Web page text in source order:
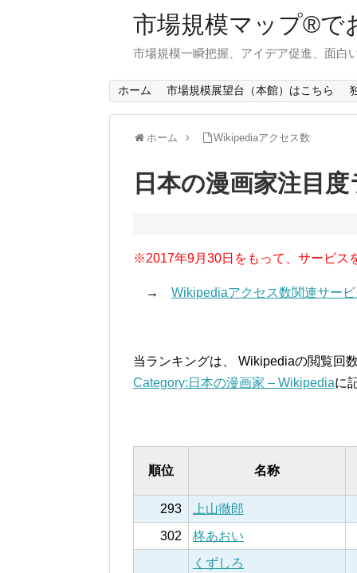
市場規模マップ®で
市場規模一瞬把握、アイデア促進、面白
ホーム 市場規模展望台（本館）はこちら
ホーム Wikipediaアクセス数
日本の漫画家注目
※2017年9月30日をもって、サービス
→ Wikipediaアクセス数関連サー
当ランキングは、 Wikipediaの閲覧回
Category:日本の漫画家 – Wikipediaに
順位 名称
293
上山徹郎
302
柊あおい
くずしろ